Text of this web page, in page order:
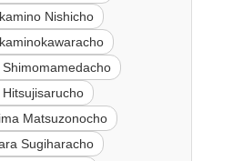
Nishicho
Matsuzonocho
Sugiharacho